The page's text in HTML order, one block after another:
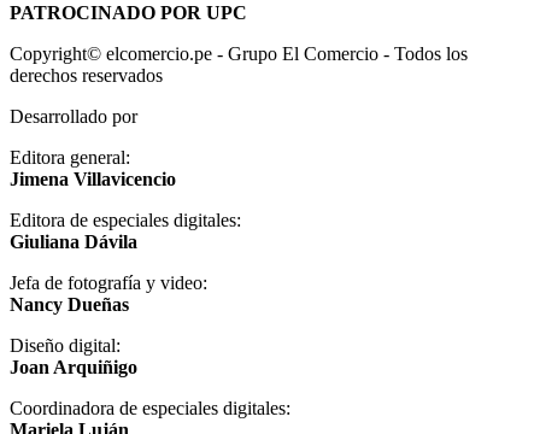
PATROCINADO POR UPC
Copyright© elcomercio.pe - Grupo El Comercio - Todos los
derechos reservados
Desarrollado por
Editora general:
Jimena Villavicencio
Editora de especiales digitales:
Giuliana Dávila
Jefa de fotografía y video:
Nancy Dueñas
Diseño digital:
Joan Arquiñigo
Coordinadora de especiales digitales:
Mariela Luján